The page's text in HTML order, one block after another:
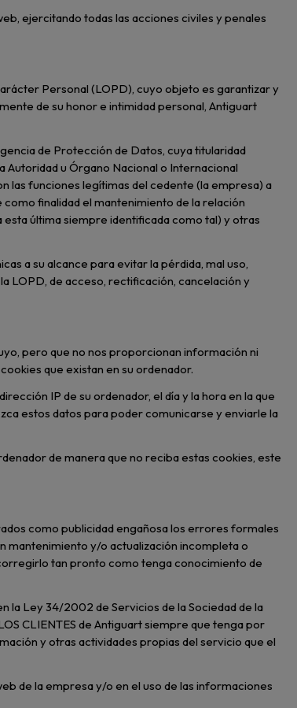
ejercitando todas las acciones civiles y penales
Personal (LOPD), cuyo objeto es garantizar y
de su honor e intimidad personal, Antiguart
de Protección de Datos, cuya titularidad
u Órgano Nacional o Internacional
funciones legítimas del cedente (la empresa) a
finalidad el mantenimiento de la relación
última siempre identificada como tal) y otras
a su alcance para evitar la pérdida, mal uso,
LOPD, de acceso, rectificación, cancelación y
pero que no nos proporcionan información ni
que existan en su ordenador.
IP de su ordenador, el día y la hora en la que
estos datos para poder comunicarse y enviarle la
de manera que no reciba estas cookies, este
como publicidad engañosa los errores formales
mantenimiento y/o actualización incompleta o
tan pronto como tenga conocimiento de
la Ley 34/2002 de Servicios de la Sociedad de la
CLIENTES de Antiguart siempre que tenga por
y otras actividades propias del servicio que el
de la empresa y/o en el uso de las informaciones